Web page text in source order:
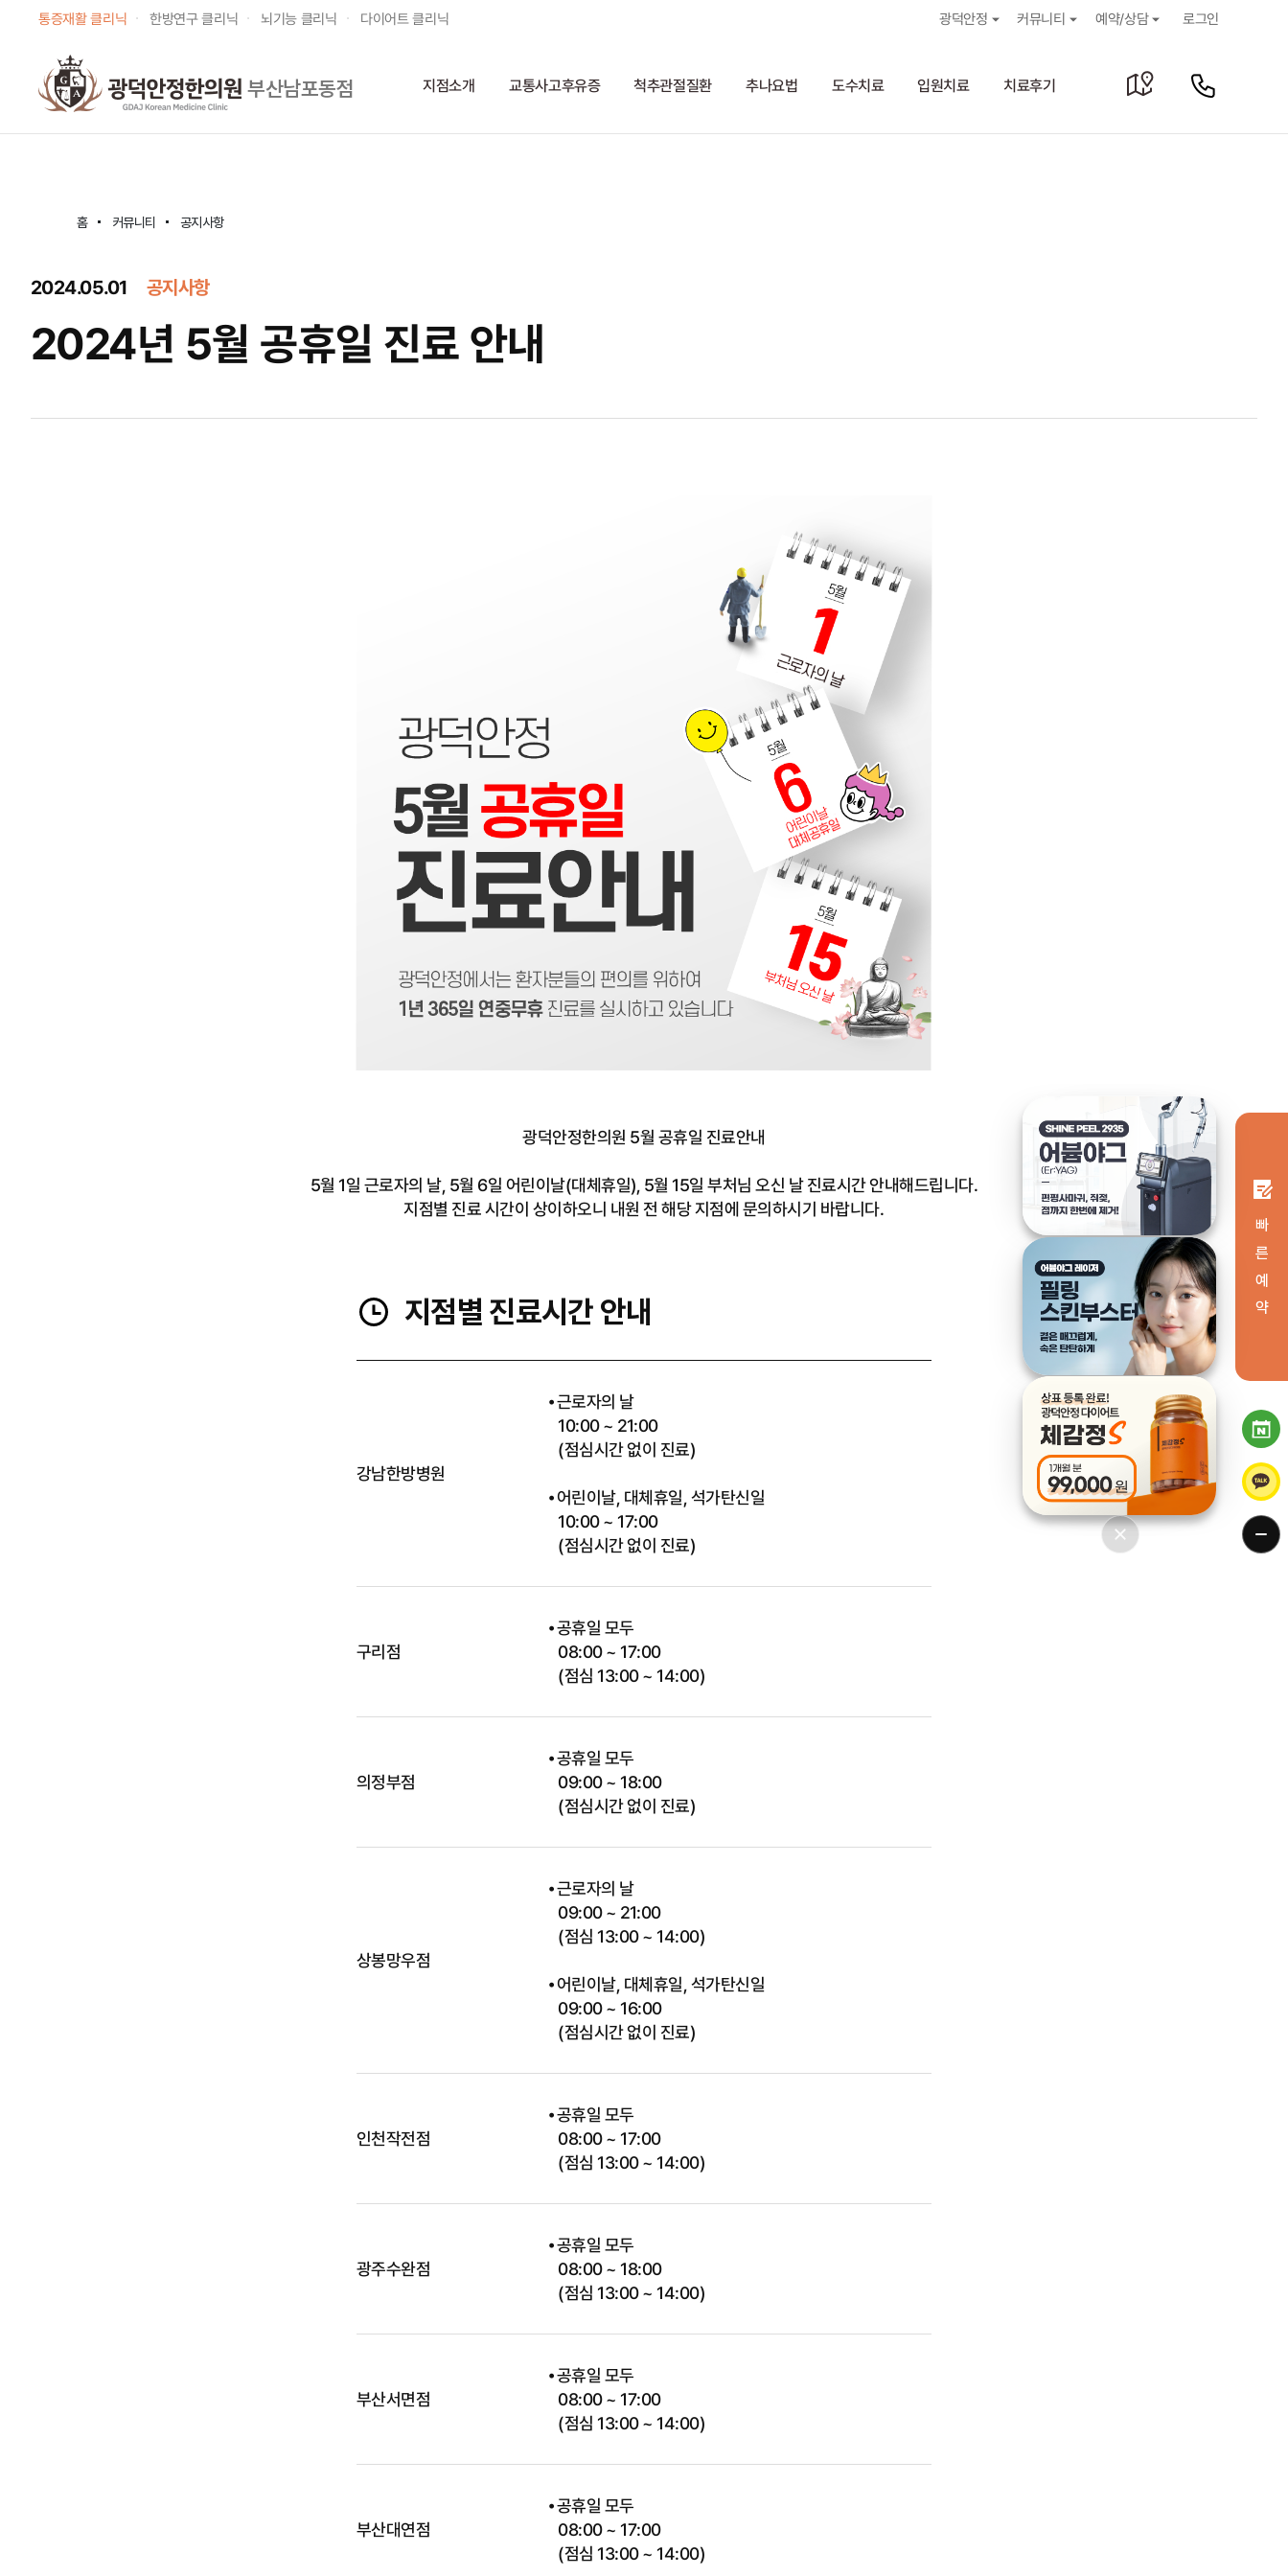
통증재활 클리닉 한방연구 클리닉 뇌기능 클리닉 다이어트 클리닉 광덕안정 커뮤니티 예약/상담 로그인
부산남포동점 지점소개 교통사고후유증 척추관절질환 추나요법 도수치료 입원치료 치료후기
홈 커뮤니티 공지사항
2024.05.01 공지사항
2024년 5월 공휴일 진료 안내
광덕안정한의원 5월 공휴일 진료안내
5월 1일 근로자의 날, 5월 6일 어린이날(대체휴일), 5월 15일 부처님 오신 날 진료시간 안내해드립니다.
지점별 진료 시간이 상이하오니 내원 전 해당 지점에 문의하시기 바랍니다.
지점별 진료시간 안내
강남한방병원
⦁ 근로자의 날
10:00 ~ 21:00
(점심시간 없이 진료)
⦁ 어린이날, 대체휴일, 석가탄신일
10:00 ~ 17:00
(점심시간 없이 진료)
구리점
⦁ 공휴일 모두
08:00 ~ 17:00
(점심 13:00 ~ 14:00)
의정부점
⦁ 공휴일 모두
09:00 ~ 18:00
(점심시간 없이 진료)
상봉망우점
⦁ 근로자의 날
09:00 ~ 21:00
(점심 13:00 ~ 14:00)
⦁ 어린이날, 대체휴일, 석가탄신일
09:00 ~ 16:00
(점심시간 없이 진료)
인천작전점
⦁ 공휴일 모두
08:00 ~ 17:00
(점심 13:00 ~ 14:00)
광주수완점
⦁ 공휴일 모두
08:00 ~ 18:00
(점심 13:00 ~ 14:00)
부산서면점
⦁ 공휴일 모두
08:00 ~ 17:00
(점심 13:00 ~ 14:00)
부산대연점
⦁ 공휴일 모두
08:00 ~ 17:00
(점심 13:00 ~ 14:00)
빠 른 예 약